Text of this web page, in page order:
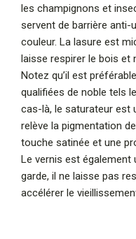
les champignons et
servent de barrière anti-
couleur. La lasure est
laisse respirer le bois et
Notez qu’il est
qualifiées de noble tels
cas-là, le saturateur est
relève la pigmentation
touche satinée et une
Le vernis est
garde, il ne laisse pas
accélérer le